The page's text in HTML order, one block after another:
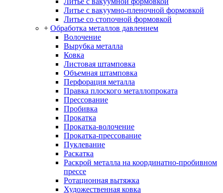
Литье с вакуумно-пленочной формовкой
Литье со стопочной формовкой
+ Обработка металлов давлением
Волочение
Вырубка металла
Ковка
Листовая штамповка
Объемная штамповка
Перфорация металла
Правка плоского металлопроката
Прессование
Пробивка
Прокатка
Прокатка-волочение
Прокатка-прессование
Пуклевание
Раскатка
Раскрой металла на координатно-пробивном
прессе
Ротационная вытяжка
Художественная ковка